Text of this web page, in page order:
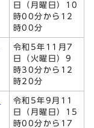
日（月曜日）10
時00分から12
時00分
令和5年11月7
日（火曜日）9
時30分から12
時20分
令和5年9月11
日（月曜日）15
時00分から17